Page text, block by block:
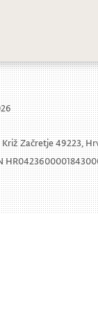
Začretje 49223,